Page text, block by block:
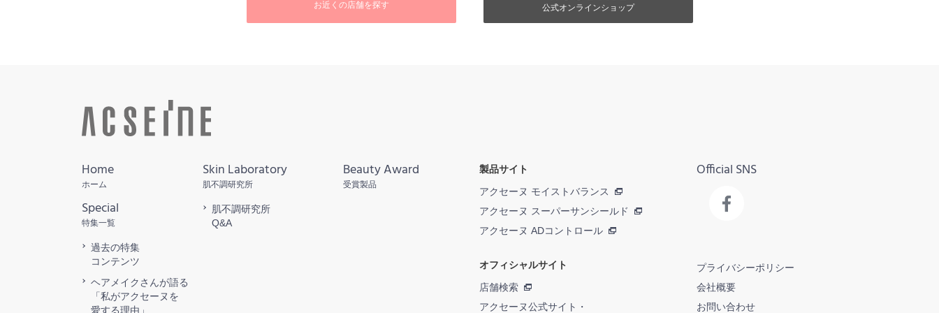
お近くの店舗を探す 公式オンラインショップ
Home
ホーム
Special
特集一覧
過去の特集
コンテンツ
ヘアメイクさんが語る
「私がアクセーヌを
愛する理由」
Skin Laboratory
肌不調研究所
肌不調研究所
Q&A
Beauty Award
受賞製品
製品サイト
アクセーヌ モイストバランス
アクセーヌ スーパーサンシールド
アクセーヌ ADコントロール
オフィシャルサイト
店舗検索
アクセーヌ公式サイト・
Official SNS
プライバシーポリシー
会社概要
お問い合わせ